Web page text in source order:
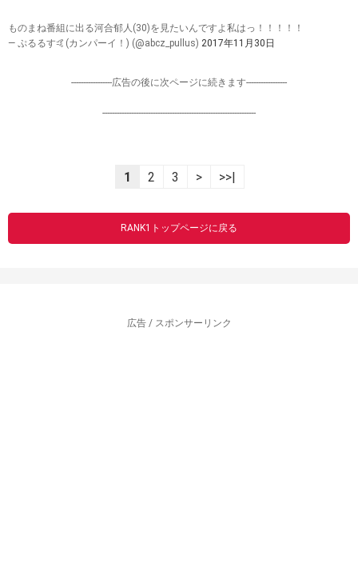
ものまね番組に出る河合郁人(30)を見たいんですよ私はっ！！！！！
— ぷるるす🤙(カンパーイ！) (@abcz_pullus) 2017年11月30日
-----------------広告の後に次ページに続きます-----------------
----------------------------------------------------------------
1 2 3 > >>|
RANK1トップページに戻る
広告 / スポンサーリンク